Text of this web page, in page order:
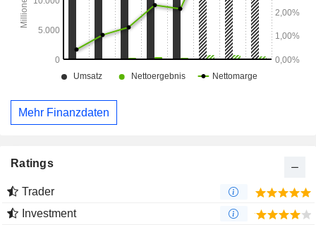
Mehr Finanzdaten
Ratings
Trader
Investment